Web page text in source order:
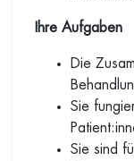
Ihre Aufgaben
Die
Sie
Sie sind